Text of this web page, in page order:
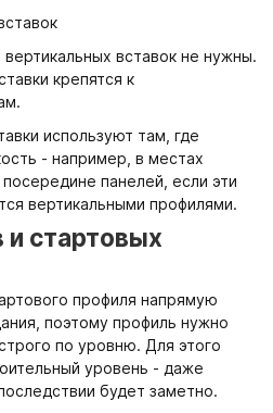
вставок не нужны.
крепятся к
используют там, где
- например, в местах
панелей, если эти
вертикальными профилями.
и стартовых
профиля напрямую
поэтому профиль нужно
по уровню. Для этого
уровень - даже
будет заметно.